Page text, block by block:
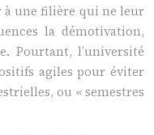
à une filière qui ne leur
la démotivation,
Pourtant, l’université
agiles pour éviter
ou « semestres